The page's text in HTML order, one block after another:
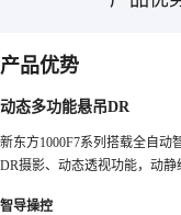
产品优势
动态多功能悬吊DR
新东方1000F7系列搭载全自
DR摄影、动态透视功能，动静
智导操控